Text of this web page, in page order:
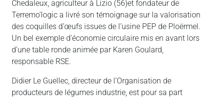
Chedaleux, agriculteur à Lizio (56)et fondateur de
Terremo’logic a livré son témoignage sur la valorisation
des coquilles d’œufs issues de l’usine PEP de Ploërmel.
Un bel exemple d’économie circulaire mis en avant lors
d’une table ronde animée par Karen Goulard,
responsable RSE.
Didier Le Guellec, directeur de l’Organisation de
producteurs de légumes industrie, est pour sa part